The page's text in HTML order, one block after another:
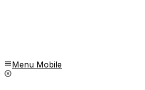
Menu Mobile